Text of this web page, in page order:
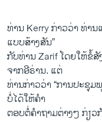
ທ່ານ Kerry ກ່າວ​ວ່າ ທ່າ
ແບບສ້າງສັນ”
ກັບ​ທ່ານ Zarif ໂດຍໃຫ້​ຂໍ້​ສັ
ຈາກອີຣ່ານ. ແຕ່
ທ່ານ​ກ່າວ​ວ່າ “ການ​ປະຊຸມ
ບໍ່​ໄດ້​ໃຫ້​ຄໍາ
ຕອບ​ຕໍ່ຄໍາ​ຖາມຕ່າງໆ ກ່ຽວ​